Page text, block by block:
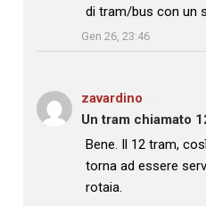
di tram/bus con un
Gen 26, 23:46
zavardino
Un tram chiamato
: “
Bene. Il 12 tram,
torna ad essere
rotaia.